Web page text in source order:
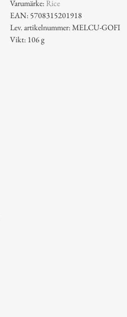
Varumärke: Rice
EAN: 5708315201918
Lev. artikelnummer: MELCU-GOFI
Vikt: 106 g